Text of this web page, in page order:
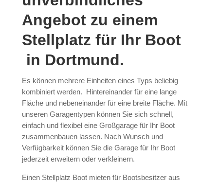
Angebot zu einem
Stellplatz für Ihr Boot
in Dortmund.
Es können mehrere Einheiten eines Typs beliebig
kombiniert werden. Hintereinander für eine lange
Fläche und nebeneinander für eine breite Fläche. Mit
unseren Garagentypen können Sie sich schnell,
einfach und flexibel eine Großgarage für Ihr Boot
zusammenbauen lassen. Nach Wunsch und
Verfügbarkeit können Sie die Garage für Ihr Boot
jederzeit erweitern oder verkleinern.
Einen Stellplatz Boot mieten für Bootsbesitzer aus